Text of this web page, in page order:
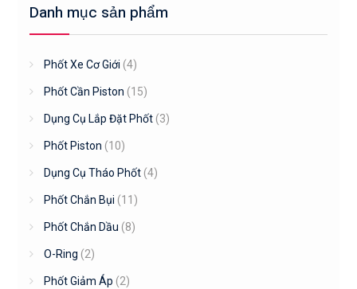
Danh mục sản phẩm
Phốt Xe Cơ Giới (4)
Phốt Cần Piston (15)
Dụng Cụ Lắp Đặt Phốt (3)
Phốt Piston (10)
Dụng Cụ Tháo Phốt (4)
Phốt Chắn Bụi (11)
Phốt Chắn Dầu (8)
O-Ring (2)
Phốt Giảm Áp (2)